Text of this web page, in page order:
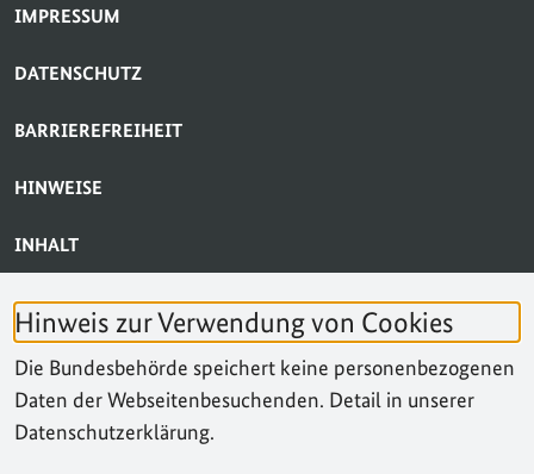
Hinweis zur Verwendung von Cookies
Die Bundesbehörde speichert keine personenbezogenen
Daten der Webseitenbesuchenden. Detail in unserer
Datenschutzerklärung.
IMPRESSUM
DATENSCHUTZ
BARRIEREFREIHEIT
HINWEISE
INHALT
BARRIERE MELDEN
KONTAKT